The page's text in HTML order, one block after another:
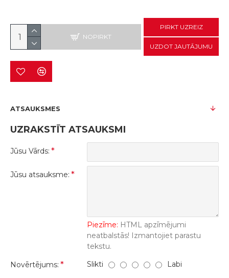
NOPIRKT
PIRKT UZREIZ
UZDOT JAUTĀJUMU
ATSAUKSMES
UZRAKSTĪT ATSAUKSMI
Jūsu Vārds:
Jūsu atsauksme:
Piezīme: HTML apzīmējumi
neatbalstās! Izmantojiet parastu
tekstu.
Novērtējums:
Slikti Labi